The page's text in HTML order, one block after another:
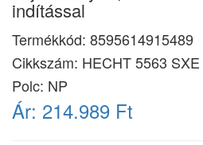
indítással
Termékkód: 8595614915489
Cikkszám: HECHT 5563 SXE
Polc: NP
Ár: 214.989 Ft